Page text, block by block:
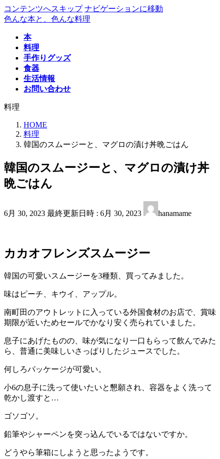
コンテンツへスキップ ナビゲーションに移動
色んな本と、色んな料理
本
料理
手作りグッズ
食器
生活情報
お問い合わせ
料理
HOME
料理
韓国のスムージーと、マグロの漬け丼晩ごはん
韓国のスムージーと、マグロの漬け丼
晩ごはん
6月 30, 2023 最終更新日時 : 6月 30, 2023 hanamame
カカオフレンズスムージー
韓国の可愛いスムージーを3種類、買ってみました。
味はピーチ、キウイ、アップル。
南町田のアウトレットに入っている外国食材のお店で、賞味
期限が近いためセールでかなり安く売られていました。
息子にあげたものの、味が気になり一口もらって飲んでみた
ら、普通に美味しいさっぱりしたジュースでした。
何しろパッケージが可愛い。
小6の息子に洗って使いたいと懇願され、容器をよく洗って
乾かし渡すと…
ゴソゴソ。
鉛筆やシャーペンを突っ込んでいるではないですか。
どうやら筆箱にしようと思ったようです。